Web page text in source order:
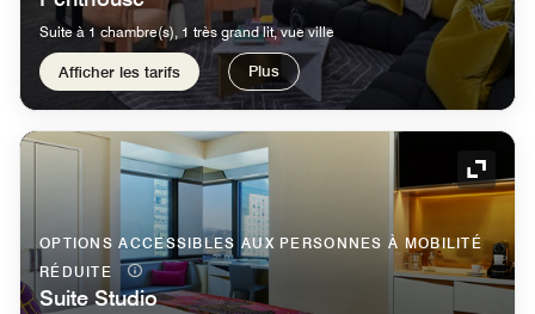
Suite à 1 chambre(s), 1 très grand lit, vue ville
Afficher les tarifs Plus
Icône
OPTIONS ACCESSIBLES AUX PERSONNES À MOBILITÉ
RÉDUITE
Suite Studio